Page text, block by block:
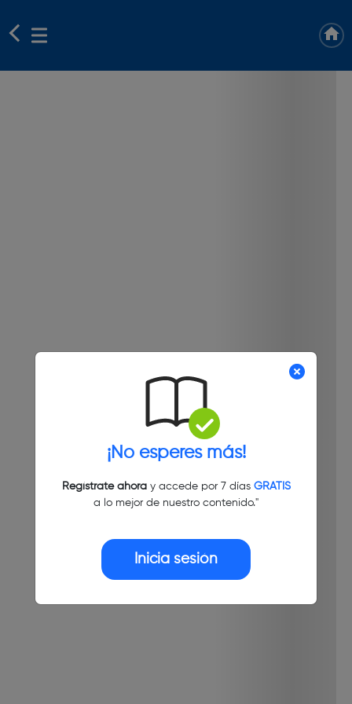
¡No esperes más!
Regístrate ahoray accede por 7 días GRATIS
a lo mejor de nuestro contenido."
Inicia sesión